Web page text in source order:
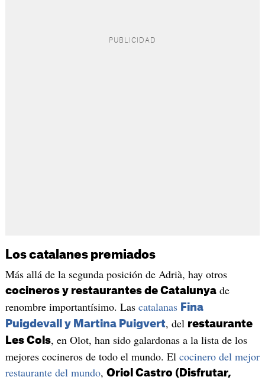
Los catalanes premiados
Más allá de la segunda posición de Adrià, hay otros
cocineros y restaurantes de Catalunyade
renombre importantísimo. Las catalanas Fina
Puigdevall y Martina Puigvert, del restaurante
Les Cols, en Olot, han sido galardonas a la lista de los
mejores cocineros de todo el mundo. El cocinero del mejor
restaurante del mundo, Oriol Castro (Disfrutar,